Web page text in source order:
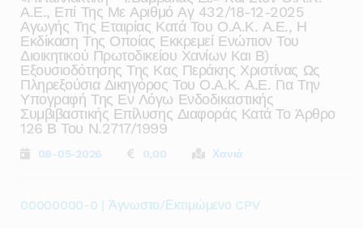
Α.ε., Επί Της Με Αριθμό Αγ 432/18-12-2025
Αγωγής Της Εταιρίας Κατά Του Ο.α.κ. Α.ε., Η
Εκδίκαση Της Οποίας Εκκρεμεί Ενώπιον Του
Διοικητικού Πρωτοδικείου Χανίων Και Β)
Εξουσιοδότησης Της Κας Περάκης Χριστίνας Ως
Πληρεξούσια Δικηγόρος Του Ο.α.κ. Α.ε. Για Την
Υπογραφή Της Εν Λόγω Ενδοδικαστικής
Συμβιβαστικής Επίλυσης Διαφοράς Κατά Το Άρθρο
126 Β Του Ν.2717/1999
08-05-2026 0,00 Χανιά
00000000-0 | Άγνωστο/Εκτιμώμενο CPV